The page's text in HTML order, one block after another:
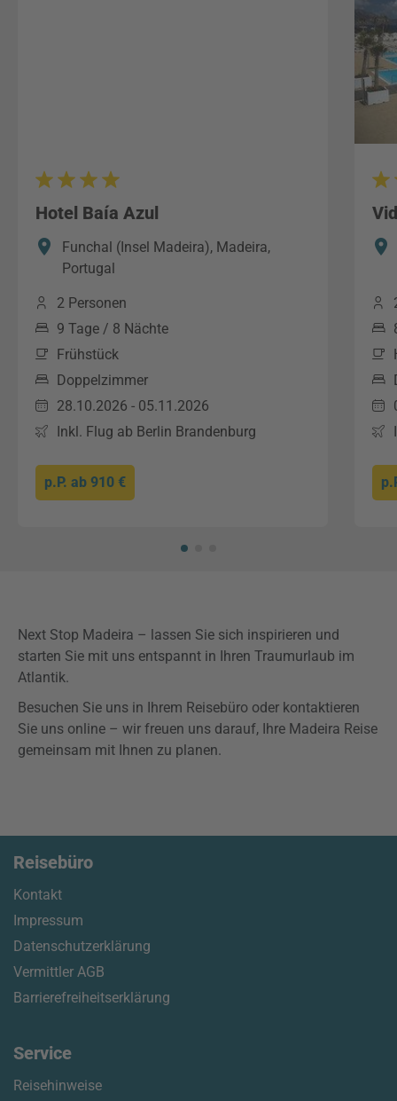
Hotel Baía Azul
Funchal (Insel Madeira), Madeira,
Portugal
2 Personen
9 Tage / 8 Nächte
Frühstück
Doppelzimmer
28.10.2026 - 05.11.2026
Inkl. Flug ab Berlin Brandenburg
p.P. ab 910 €
Next Stop Madeira – lassen Sie sich inspirieren und
starten Sie mit uns entspannt in Ihren Traumurlaub im
Atlantik.
Besuchen Sie uns in Ihrem Reisebüro oder kontaktieren
Sie uns online – wir freuen uns darauf, Ihre Madeira Reise
gemeinsam mit Ihnen zu planen.
Reisebüro
Kontakt
Impressum
Datenschutzerklärung
Vermittler AGB
Barrierefreiheitserklärung
Service
Reisehinweise